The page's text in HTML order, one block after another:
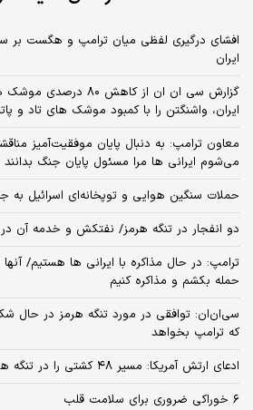
افشای درگیری لفظی میان ترامپ و هگست بر
ایران
گزارش سی ان ان از کاهش
ایران، واشنگتن را با کمبود موشک های تاد و
معاون ترامپ: به دنبال پایان موفقیت‌آمیز
می‌شوم ایرانی ها مرا مسئول پایان جنگ بدانند
حملات سنگین هوایی و توپخانه‌ای اسرائیل به
دو انفجار در تنگه هرمز/ نفتکش و خدمه آن
ترامپ: در حال مذاکره با ایرانی ها هستیم/
حمله بکشم و مذاکره کنیم
سی‌ان‌ان: توافقی در مورد تنگه هرمز در حال
که ترامپ بخواهد
ادعای ارتش آمریکا: مسیر ۴۸ کشتی را در تنگه هرمز تغییر دادیم
۶ خوراکی ضروری برای سلامت قلب